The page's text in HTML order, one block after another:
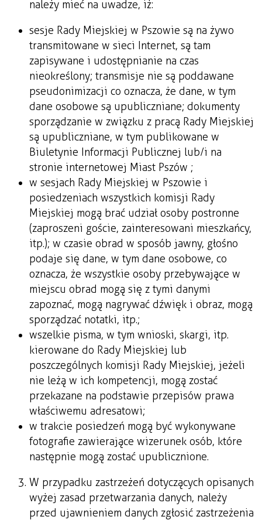
należy mieć na uwadze, iż:
sesje Rady Miejskiej w Pszowie są na żywo
transmitowane w sieci Internet, są tam
zapisywane i udostępnianie na czas
nieokreślony; transmisje nie są poddawane
pseudonimizacji co oznacza, że dane, w tym
dane osobowe są upubliczniane; dokumenty
sporządzanie w związku z pracą Rady Miejskiej
są upubliczniane, w tym publikowane w
Biuletynie Informacji Publicznej lub/i na
stronie internetowej Miast Pszów ;
w sesjach Rady Miejskiej w Pszowie i
posiedzeniach wszystkich komisji Rady
Miejskiej mogą brać udział osoby postronne
(zaproszeni goście, zainteresowani mieszkańcy,
itp.); w czasie obrad w sposób jawny, głośno
podaje się dane, w tym dane osobowe, co
oznacza, że wszystkie osoby przebywające w
miejscu obrad mogą się z tymi danymi
zapoznać, mogą nagrywać dźwięk i obraz, mogą
sporządzać notatki, itp.;
wszelkie pisma, w tym wnioski, skargi, itp.
kierowane do Rady Miejskiej lub
poszczególnych komisji Rady Miejskiej, jeżeli
nie leżą w ich kompetencji, mogą zostać
przekazane na podstawie przepisów prawa
właściwemu adresatowi;
w trakcie posiedzeń mogą być wykonywane
fotografie zawierające wizerunek osób, które
następnie mogą zostać upublicznione.
W przypadku zastrzeżeń dotyczących opisanych
wyżej zasad przetwarzania danych, należy
przed ujawnieniem danych zgłosić zastrzeżenia